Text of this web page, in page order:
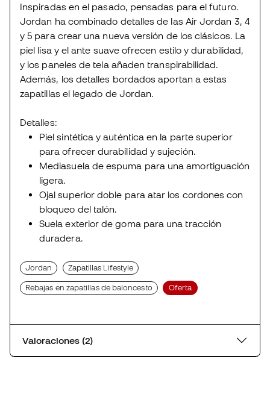
Inspiradas en el pasado, pensadas para el futuro.
Jordan ha combinado detalles de las Air Jordan 3, 4
y 5 para crear una nueva versión de los clásicos. La
piel lisa y el ante suave ofrecen estilo y durabilidad,
y los paneles de tela añaden transpirabilidad.
Además, los detalles bordados aportan a estas
zapatillas el legado de Jordan.
Detalles:
Piel sintética y auténtica en la parte superior
para ofrecer durabilidad y sujeción.
Mediasuela de espuma para una amortiguación
ligera.
Ojal superior doble para atar los cordones con
bloqueo del talón.
Suela exterior de goma para una tracción
duradera.
Jordan Zapatillas Lifestyle
Rebajas en zapatillas de baloncesto Oferta
Valoraciones (2)